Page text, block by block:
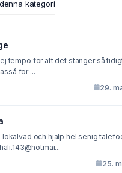
kategori
tempo för att det stänger så
för ...
29.
hjälp hel senig talefoon
farahali.143@hotmai...
25.